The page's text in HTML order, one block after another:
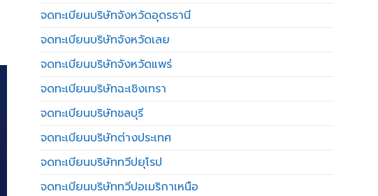
จดทะเบียนบริษัทจังหวัดอุดรธานี
จดทะเบียนบริษัทจังหวัดเลย
จดทะเบียนบริษัทจังหวัดแพร่
จดทะเบียนบริษัทฉะเชิงเทรา
จดทะเบียนบริษัทชลบุรี
จดทะเบียนบริษัทต่างประเทศ
จดทะเบียนบริษัททวีปยุโรป
จดทะเบียนบริษัททวีปอเมริกาเหนือ